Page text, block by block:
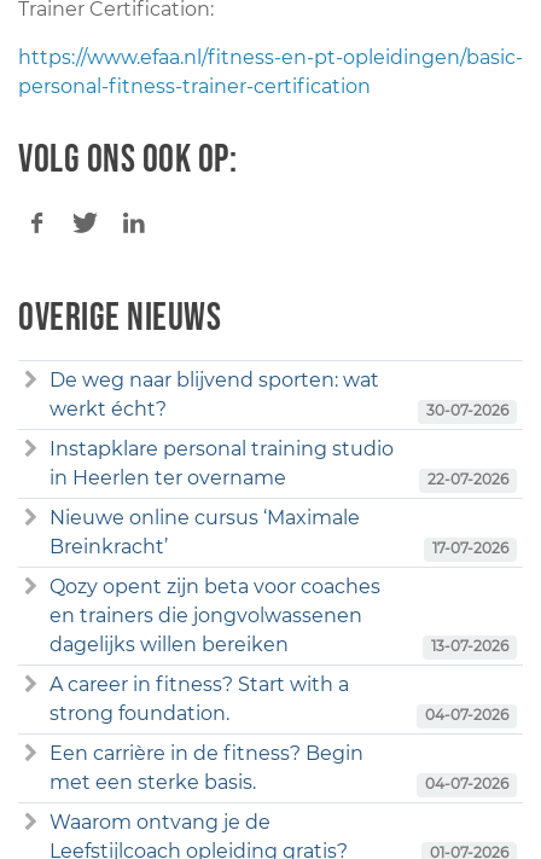
Trainer Certification:
https://www.efaa.nl/fitness-en-pt-opleidingen/basic-
personal-fitness-trainer-certification
Volg ons ook op:
Overige nieuws
De weg naar blijvend sporten: wat
werkt écht?
30-07-2026
Instapklare personal training studio
in Heerlen ter overname
22-07-2026
Nieuwe online cursus ‘Maximale
Breinkracht’
17-07-2026
Qozy opent zijn beta voor coaches
en trainers die jongvolwassenen
dagelijks willen bereiken
13-07-2026
A career in fitness? Start with a
strong foundation.
04-07-2026
Een carrière in de fitness? Begin
met een sterke basis.
04-07-2026
Waarom ontvang je de
Leefstijlcoach opleiding gratis?
01-07-2026